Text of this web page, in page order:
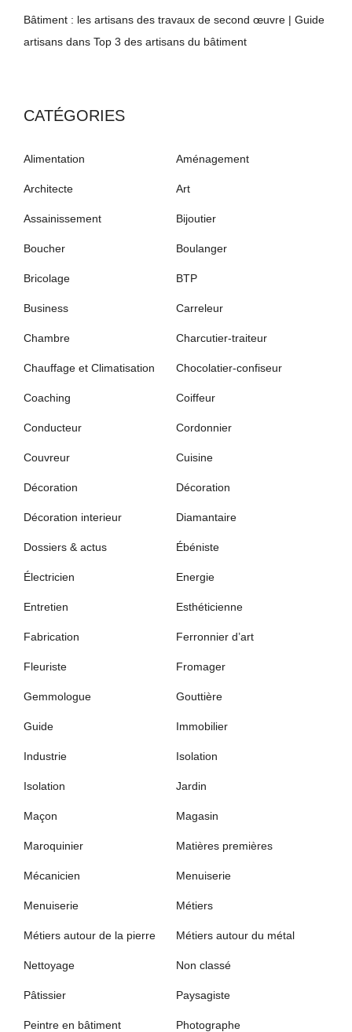
Bâtiment : les artisans des travaux de second œuvre | Guide
artisans dans Top 3 des artisans du bâtiment
CATÉGORIES
Alimentation Aménagement
Architecte Art
Assainissement Bijoutier
Boucher Boulanger
Bricolage BTP
Business Carreleur
Chambre Charcutier-traiteur
Chauffage et Climatisation Chocolatier-confiseur
Coaching Coiffeur
Conducteur Cordonnier
Couvreur Cuisine
Décoration Décoration
Décoration interieur Diamantaire
Dossiers & actus Ébéniste
Électricien Energie
Entretien Esthéticienne
Fabrication Ferronnier d’art
Fleuriste Fromager
Gemmologue Gouttière
Guide Immobilier
Industrie Isolation
Isolation Jardin
Maçon Magasin
Maroquinier Matières premières
Mécanicien Menuiserie
Menuiserie Métiers
Métiers autour de la pierre Métiers autour du métal
Nettoyage Non classé
Pâtissier Paysagiste
Peintre en bâtiment Photographe